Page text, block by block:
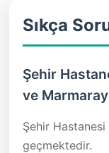
Sıkça
Şehir
ve
Şehir Hastanesi
geçmektedir.